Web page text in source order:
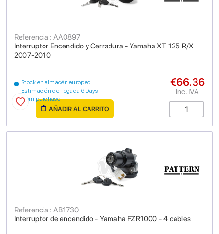
Interruptor Encendido y Cerradura - Yamaha XT 125 R/X
2007-2010
Referencia : AA0897
Stock en almacén europeo
Estimación de llegada 6 Days
from purchase
€66.36
Inc. IVA
AÑADIR AL CARRITO
Interruptor de encendido - Yamaha FZR1000 - 4 cables
Referencia : AB1730